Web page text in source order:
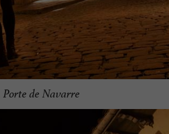
de Navarre